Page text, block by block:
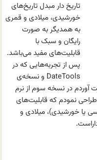
تاریخ دار مبدل تاریخ‌های
خورشیدی، میلادی و قمری
به همدیگر به صورت
رایگان و سبک با
قابلیت‌های مفید می‌باشد.
پس از تجربه‌هایی که در
DateTools و نسخه‌ی
آوردم در نسخه سوم از نرم
طراحی نمودم که قابلیت‌های
یا خورشیدی)، میلادی و